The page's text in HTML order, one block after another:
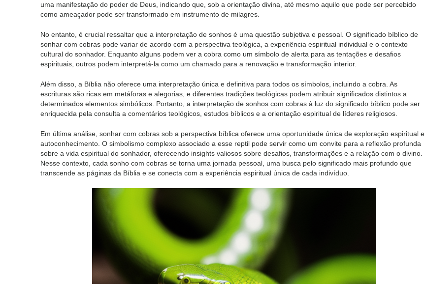
uma manifestação do poder de Deus, indicando que, sob a orientação divina, até mesmo aquilo que pode ser percebido
como ameaçador pode ser transformado em instrumento de milagres.
No entanto, é crucial ressaltar que a interpretação de sonhos é uma questão subjetiva e pessoal. O significado bíblico de
sonhar com cobras pode variar de acordo com a perspectiva teológica, a experiência espiritual individual e o contexto
cultural do sonhador. Enquanto alguns podem ver a cobra como um símbolo de alerta para as tentações e desafios
espirituais, outros podem interpretá-la como um chamado para a renovação e transformação interior.
Além disso, a Bíblia não oferece uma interpretação única e definitiva para todos os símbolos, incluindo a cobra. As
escrituras são ricas em metáforas e alegorias, e diferentes tradições teológicas podem atribuir significados distintos a
determinados elementos simbólicos. Portanto, a interpretação de sonhos com cobras à luz do significado bíblico pode ser
enriquecida pela consulta a comentários teológicos, estudos bíblicos e a orientação espiritual de líderes religiosos.
Em última análise, sonhar com cobras sob a perspectiva bíblica oferece uma oportunidade única de exploração espiritual e
autoconhecimento. O simbolismo complexo associado a esse reptil pode servir como um convite para a reflexão profunda
sobre a vida espiritual do sonhador, oferecendo insights valiosos sobre desafios, transformações e a relação com o divino.
Nesse contexto, cada sonho com cobras se torna uma jornada pessoal, uma busca pelo significado mais profundo que
transcende as páginas da Bíblia e se conecta com a experiência espiritual única de cada indivíduo.